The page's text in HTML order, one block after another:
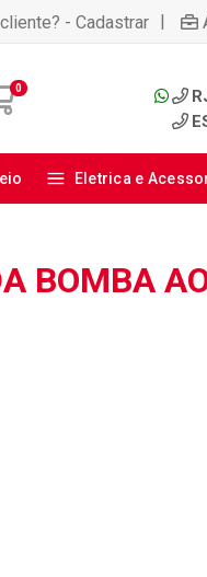
- Cadastrar |
0
Eletrica e
BOMBA